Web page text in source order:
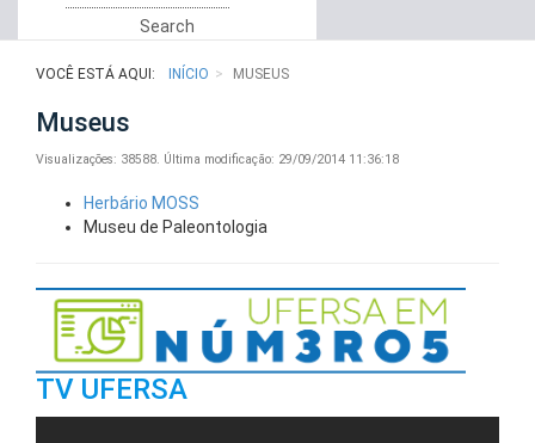
Search
VOCÊ ESTÁ AQUI: INÍCIO MUSEUS
Museus
Visualizações: 38588. Última modificação: 29/09/2014 11:36:18
Herbário MOSS
Museu de Paleontologia
TV UFERSA